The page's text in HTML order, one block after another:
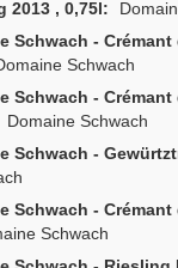
Schwach
Domaine Schwach
Schwach